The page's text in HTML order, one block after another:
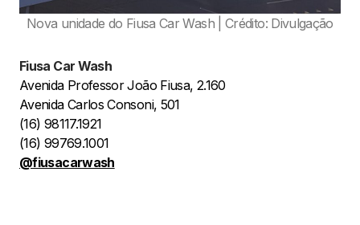
Nova unidade do Fiusa Car Wash | Crédito: Divulgação
Fiusa Car Wash
Avenida Professor João Fiusa, 2.160
Avenida Carlos Consoni, 501
(16) 98117.1921
(16) 99769.1001
@fiusacarwash